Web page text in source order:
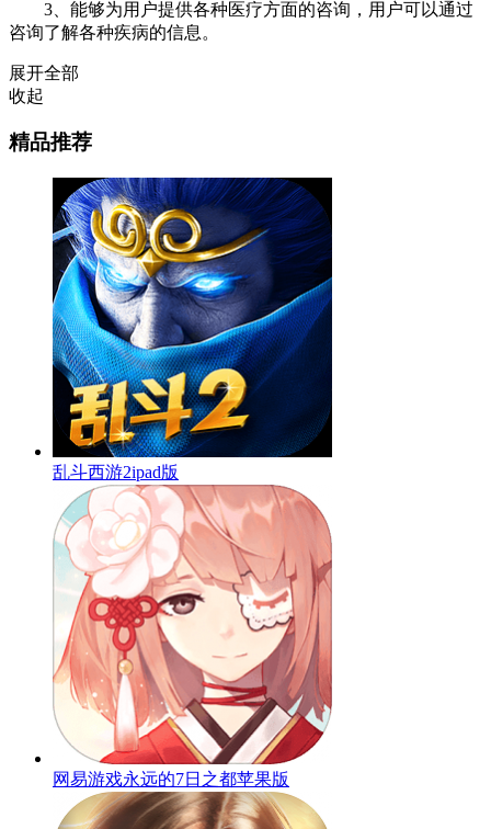
3、能够为用户提供各种医疗方面的咨询，用户可以通过
咨询了解各种疾病的信息。
展开全部
收起
精品推荐
乱斗西游2ipad版
网易游戏永远的7日之都苹果版